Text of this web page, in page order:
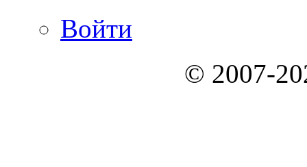
Войти
© 2007-